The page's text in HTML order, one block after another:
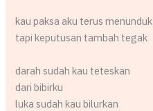
kau paksa aku terus menunduk
tapi keputusan tambah tegak
darah sudah kau teteskan
dari bibirku
luka sudah kau bilurkan